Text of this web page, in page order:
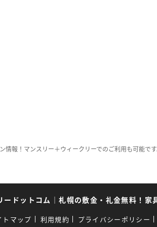
報！マンスリー＋ウィークリーでのご利用も可能
ードットコム ｜札幌の敷金・礼金無料！家
トマップ 利用規約 プライバシーポリシー